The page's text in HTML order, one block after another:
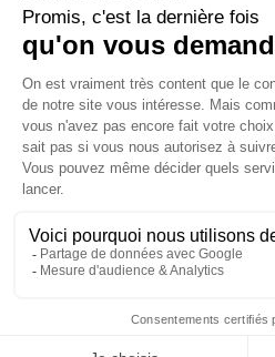
Nous sommes à votre